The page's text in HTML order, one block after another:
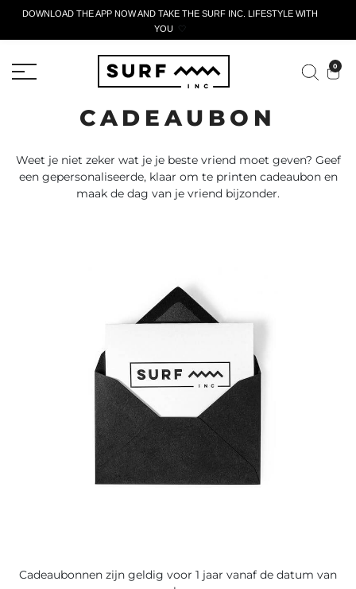
DOWNLOAD THE APP NOW AND TAKE THE SURF INC. LIFESTYLE WITH
YOU🤍
0
CADEAUBON
Weet je niet zeker wat je je beste vriend moet geven? Geef
een gepersonaliseerde, klaar om te printen cadeaubon en
maak de dag van je vriend bijzonder.
Cadeaubonnen zijn geldig voor 1 jaar vanaf de datum van
ACTIEF AANGIFTEFORMULIER